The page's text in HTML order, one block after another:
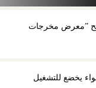
”معرض مخرجات
يخضع للتشغيل